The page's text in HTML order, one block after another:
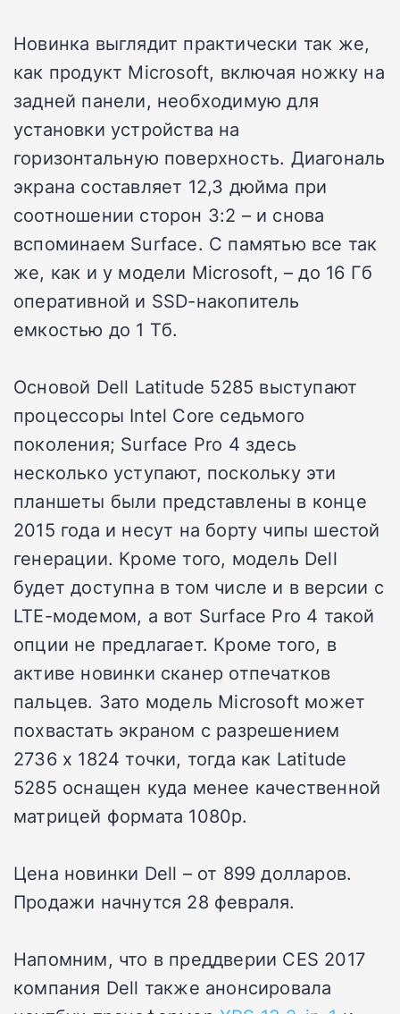
Новинка выглядит практически так же,
как продукт Microsoft, включая ножку на
задней панели, необходимую для
установки устройства на
горизонтальную поверхность. Диагональ
экрана составляет 12,3 дюйма при
соотношении сторон 3:2 – и снова
вспоминаем Surface. C памятью все так
же, как и у модели Microsoft, – до 16 Гб
оперативной и SSD-накопитель
емкостью до 1 Тб.
Основой Dell Latitude 5285 выступают
процессоры Intel Core седьмого
поколения; Surface Pro 4 здесь
несколько уступают, поскольку эти
планшеты были представлены в конце
2015 года и несут на борту чипы шестой
генерации. Кроме того, модель Dell
будет доступна в том числе и в версии с
LTE-модемом, а вот Surface Pro 4 такой
опции не предлагает. Кроме того, в
активе новинки сканер отпечатков
пальцев. Зато модель Microsoft может
похвастать экраном с разрешением
2736 х 1824 точки, тогда как Latitude
5285 оснащен куда менее качественной
матрицей формата 1080p.
Цена новинки Dell – от 899 долларов.
Продажи начнутся 28 февраля.
Напомним, что в преддверии CES 2017
компания Dell также анонсировала